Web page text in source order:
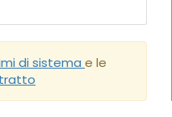
di sistema e le